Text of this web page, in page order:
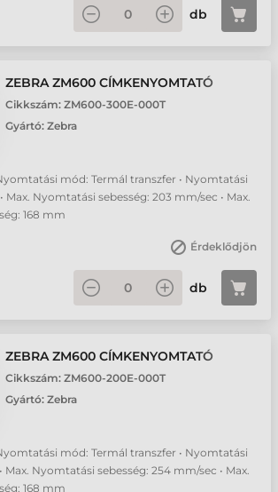
db
ZEBRA ZM600 CÍMKENYOMTATÓ
Cikkszám: ZM600-300E-000T
Gyártó: Zebra
mód: Termál transzfer • Nyomtatási
Max. Nyomtatási sebesség: 203 mm/sec • Max.
168 mm
Érdeklődjön
db
ZEBRA ZM600 CÍMKENYOMTATÓ
Cikkszám: ZM600-200E-000T
Gyártó: Zebra
mód: Termál transzfer • Nyomtatási
Max. Nyomtatási sebesség: 254 mm/sec • Max.
168 mm